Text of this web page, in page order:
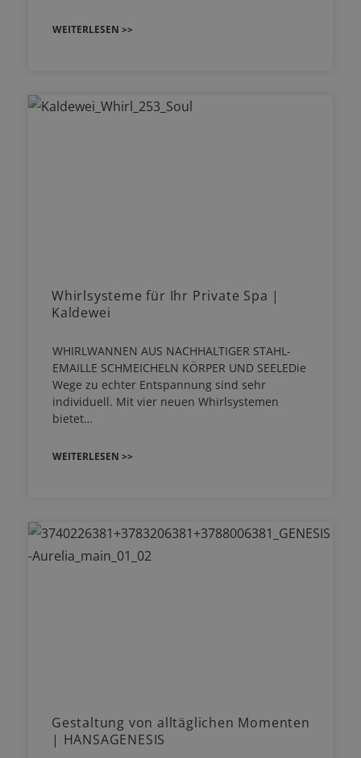
WEITERLESEN >>
Whirlsysteme für Ihr Private Spa |
Kaldewei
WHIRLWANNEN AUS NACHHALTIGER STAHL-
EMAILLE SCHMEICHELN KÖRPER UND SEELEDie
Wege zu echter Entspannung sind sehr
individuell. Mit vier neuen Whirlsystemen
bietet…
WEITERLESEN >>
Gestaltung von alltäglichen Momenten
| HANSAGENESIS